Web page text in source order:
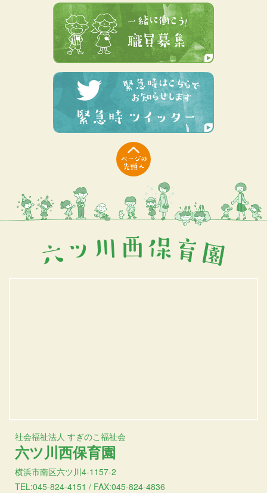
社会福祉法人 すぎのこ福祉会
六ツ川西保育園
横浜市南区六ツ川4-1157-2
TEL:045-824-4151 / FAX:045-824-4836